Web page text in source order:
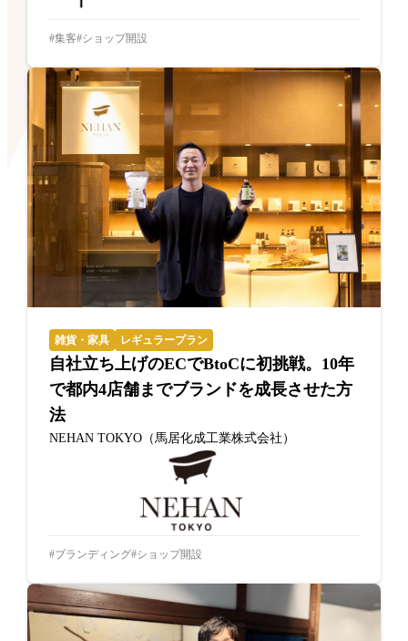
集客 ショップ開設
雑貨・家具 レギュラープラン
自社立ち上げのECでBtoCに初挑戦。10年
で都内4店舗までブランドを成長させた方
法
NEHAN TOKYO（馬居化成工業株式会社）
ブランディング ショップ開設